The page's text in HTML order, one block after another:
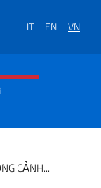
IT EN VN
of site
CẢNH...